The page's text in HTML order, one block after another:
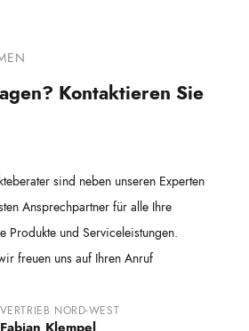
Kontaktieren Sie
sind neben unseren Experten
Ansprechpartner für alle Ihre
Produkte und Serviceleistungen.
freuen uns auf Ihren Anruf
VERTRIEB NORD-WEST